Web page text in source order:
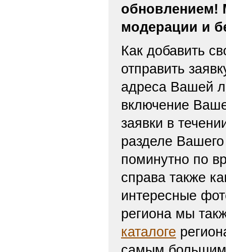
обновлением!
модерации и
Как добавить
отправить
адреса Вашей
включение
заявки в
разделе
поминутно по
справа также
интересные
региона мы
каталоге